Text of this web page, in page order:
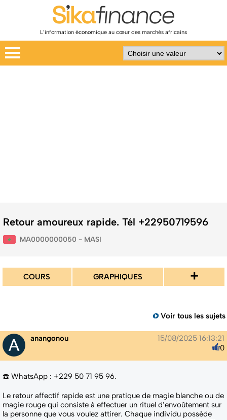
L’information économique au cœur des marchés africains
Retour amoureux rapide. Tél +22950719596
MA0000000050 - MASI
COURS GRAPHIQUES +
Voir tous les sujets
anangonou
15/08/2025 16:13:21
0
☎️ WhatsApp : +229 50 71 95 96.
Le retour affectif rapide est une pratique de magie blanche ou de
magie rouge qui consiste à effectuer un rituel d’envoûtement sur
la personne que vous voulez attirer. Chaque individu possède